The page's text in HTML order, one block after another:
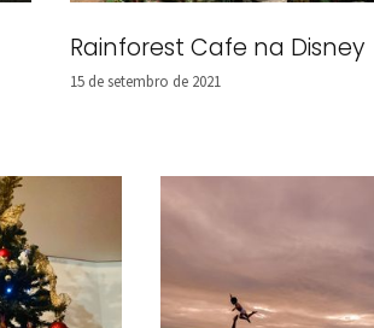
Rainforest Cafe na Disney
15 de setembro de 2021